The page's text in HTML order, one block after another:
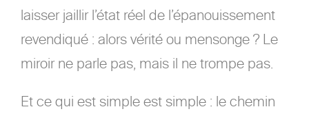
laisser jaillir l’état réel de l’épanouissement
revendiqué : alors vérité ou mensonge ? Le
miroir ne parle pas, mais il ne trompe pas.
Et ce qui est simple est simple : le chemin